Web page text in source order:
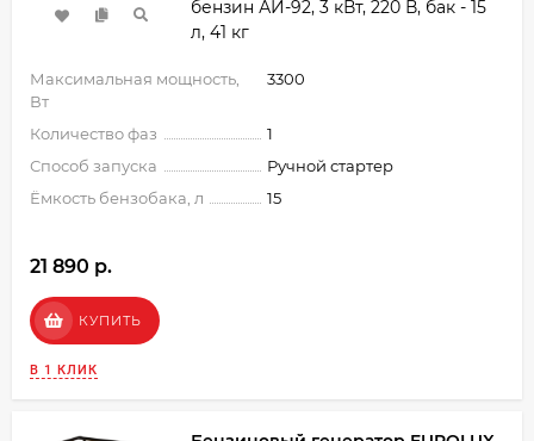
бензин АИ-92, 3 кВт, 220 В, бак - 15
л, 41 кг
Максимальная мощность,
Вт
3300
Количество фаз
1
Способ запуска
Ручной стартер
Ёмкость бензобака, л
15
21 890 p.
КУПИТЬ
В 1 КЛИК